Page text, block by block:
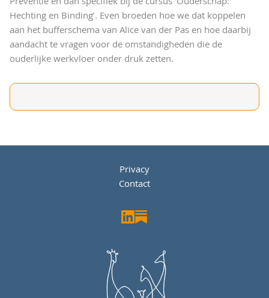
Hechting en Binding’. Even broeden hoe we dat koppelen
aan het bufferschema van Alice van der Pas en hoe daarbij
aandacht te vragen voor de omstandigheden die de
ouderlijke werkvloer onder druk zetten.
Privacy
Contact